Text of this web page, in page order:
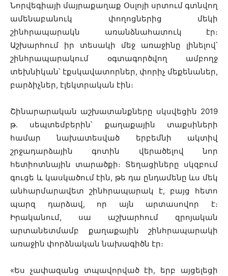
Նորվեգիայի մայրաքաղաք Օսլոյի սրտում գտնվող
ամենաբանուկ փողոցներից մեկի
շինհրապարակն առանձնահատուկ էր։
Աշխարհում իր տեսակի մեջ առաջինը լինելով՝
շինհրապարակում օգտագործվող ամբողջ
տեխնիկան՝ էքսկավատորներ, փորիչ մեքենաներ,
բարձիչներ, էլեկտրական էին։
Շինարարական աշխատանքները սկսվեցին 2019
թ. սեպտեմբերին՝ քաղաքային տաքսիների
համար նախատեսված երբեմնի ակտիվ
շրջադարձային գոտին վերածելով նոր
հետիոտնային տարածքի։ Տեղացիները սկզբում
գուցե և կասկածում էին, թե դա ընդամենը ևս մեկ
անհարմարավետ շինհրապարակ է, բայց հետո
պարզ դարձավ, որ այն արտասովոր է։
Իրականում, սա աշխարհում զրոյական
արտանետմամբ քաղաքային շինհրապարակի
առաջին փորձնական նախագիծն էր։
«Ես չափազանց տպավորված էի, երբ այցելեցի